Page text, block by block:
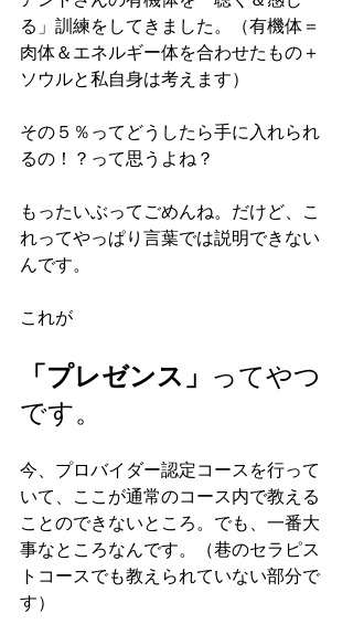
る」訓練をしてきました。（有機体＝
肉体＆エネルギー体を合わせたもの＋
ソウルと私自身は考えます）
その５％ってどうしたら手に入れられ
るの！？って思うよね？
もったいぶってごめんね。だけど、こ
れってやっぱり言葉では説明できない
んです。
これが
「プレゼンス」 ってやつ
です。
今、プロバイダー認定コースを行って
いて、ここが通常のコース内で教える
ことのできないところ。でも、一番大
事なところなんです。（巷のセラピス
トコースでも教えられていない部分で
す）